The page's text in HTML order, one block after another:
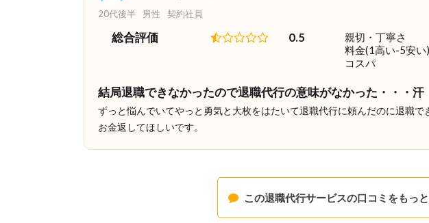
20代後半 男性 契約社員
総合評価 0.5 親切・丁寧さ
料金(1高い-5安い)
コスパ
結局退職できなかったので退職代行の意味がなかった・・・汗
ずっと悩んでいてやっと勇気と大枚をはたいて退職代行に頼んだのに退職で
お金返してほしいです。
この退職代行サービスの口コミをもっ